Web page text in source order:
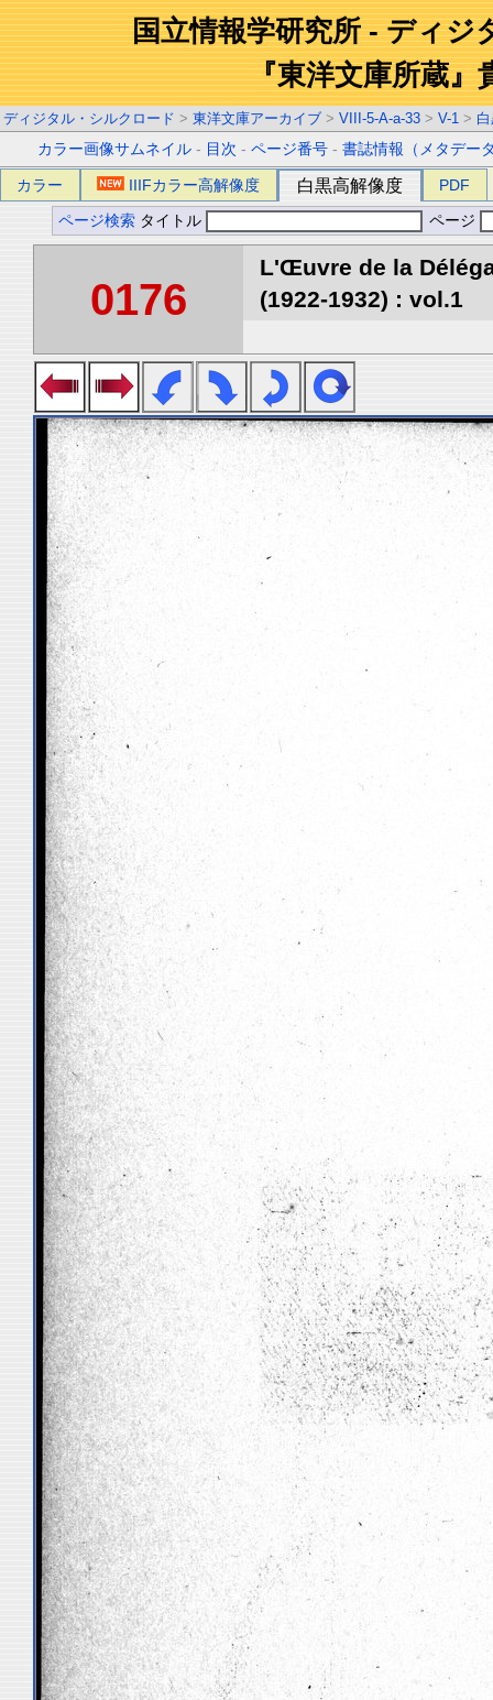
国立情報学研究所 - ディジ
『東洋文庫所蔵』
ディジタル・シルクロード > 東洋文庫アーカイブ > VIII-5-A-a-33 > V-1 >
カラー画像サムネイル - 目次 -ページ番号 -書誌情報（メタデー
カラー IIIFカラー高解像度 白黒高解像度 PDF
ページ検索 タイトル ページ
0176
L'Œuvre de la
(1922-1932) : vol.1